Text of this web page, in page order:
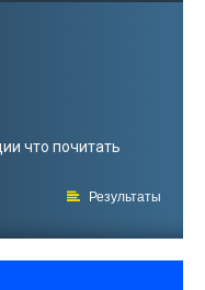
что почитать
Результаты